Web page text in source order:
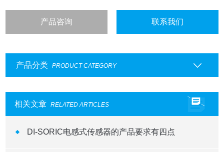
产品咨询 联系我们
产品分类 PRODUCT CATEGORY
相关文章 RELATED ARTICLES
DI-SORIC电感式传感器的产品要求有四点